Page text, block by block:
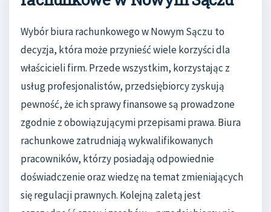
Wybór biura rachunkowego w Nowym Sączu to
decyzja, która może przynieść wiele korzyści dla
właścicieli firm. Przede wszystkim, korzystając z
usług profesjonalistów, przedsiębiorcy zyskują
pewność, że ich sprawy finansowe są prowadzone
zgodnie z obowiązującymi przepisami prawa. Biura
rachunkowe zatrudniają wykwalifikowanych
pracowników, którzy posiadają odpowiednie
doświadczenie oraz wiedzę na temat zmieniających
się regulacji prawnych. Kolejną zaletą jest